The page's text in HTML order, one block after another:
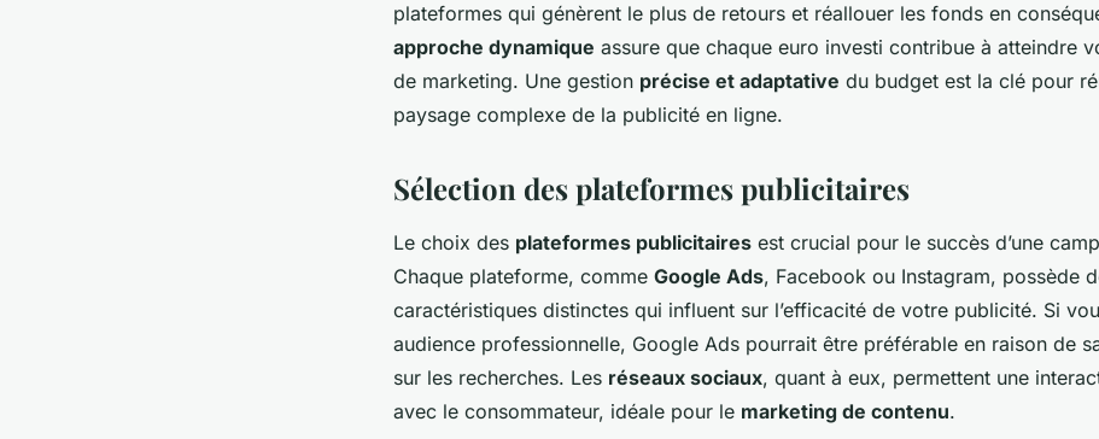
plateformes qui génèrent le plus de retours et réallouer les fonds en
approche dynamique assure que chaque euro investi contribue à atteindre
de marketing. Une gestion précise et adaptative du budget est la clé pour
paysage complexe de la publicité en ligne.
Sélection des plateformes publicitaires
Le choix des plateformes publicitaires est crucial pour le succès d’une
Chaque plateforme, comme Google Ads, Facebook ou Instagram, possède
caractéristiques distinctes qui influent sur l’efficacité de votre publicité. Si
audience professionnelle, Google Ads pourrait être préférable en raison de
sur les recherches. Les réseaux sociaux, quant à eux, permettent une
avec le consommateur, idéale pour le marketing de contenu.